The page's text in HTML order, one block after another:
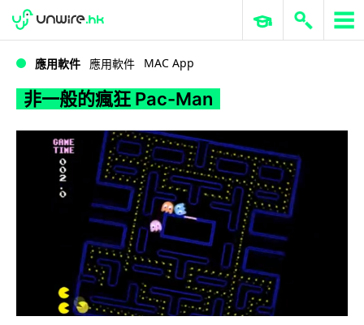
非一般的瘋狂 Pac-Man
WWDC 2026 ERP 與商業 AI
應用軟件 應用軟件 MAC App
非一般的瘋狂 Pac-Man